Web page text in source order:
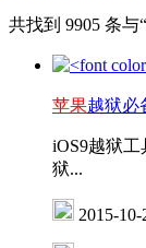
共找到 9905 条
苹果越狱必
iOS9越狱
狱...
2015-10-